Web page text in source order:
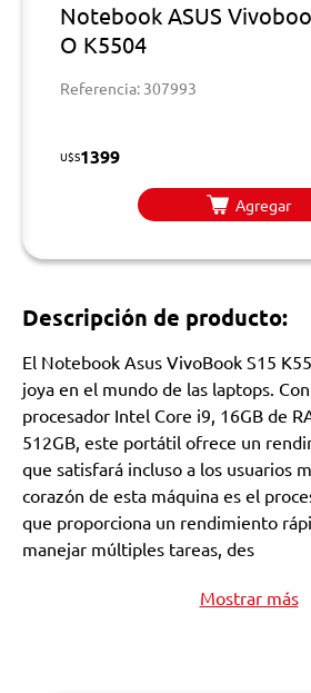
Notebook ASUS
O K5504
Referencia: 307993
U$S1399
Agregar
Descripción de producto:
El Notebook Asus VivoBook S15
joya en el mundo de las laptops.
procesador Intel Core i9, 16GB de
512GB, este portátil ofrece un
que satisfará incluso a los usuarios
corazón de esta máquina es el
que proporciona un rendimiento
manejar múltiples tareas, des
Mostrar más